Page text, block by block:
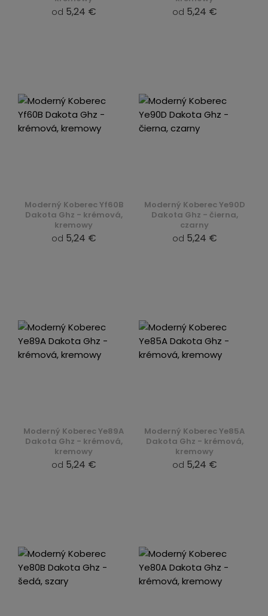
od 5,24 € od 5,24 €
Moderný Koberec Yf60B
Dakota Ghz - krémová,
kremowy
od 5,24 €
Moderný Koberec Ye90D
Dakota Ghz - čierna,
czarny
od 5,24 €
Moderný Koberec Ye89A
Dakota Ghz - krémová,
kremowy
od 5,24 €
Moderný Koberec Ye85A
Dakota Ghz - krémová,
kremowy
od 5,24 €